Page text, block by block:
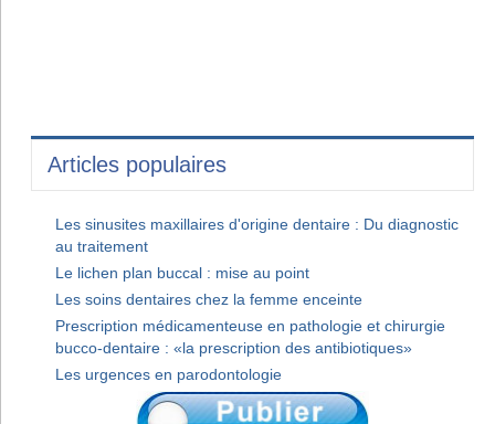
Articles populaires
Les sinusites maxillaires d'origine dentaire : Du diagnostic
au traitement
Le lichen plan buccal : mise au point
Les soins dentaires chez la femme enceinte
Prescription médicamenteuse en pathologie et chirurgie
bucco-dentaire : «la prescription des antibiotiques»
Les urgences en parodontologie